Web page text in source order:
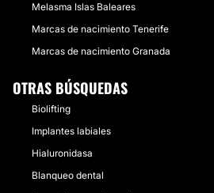
Melasma Islas Baleares
Marcas de nacimiento Tenerife
Marcas de nacimiento Granada
OTRAS BÚSQUEDAS
Biolifting
Implantes labiales
Hialuronidasa
Blanqueo dental